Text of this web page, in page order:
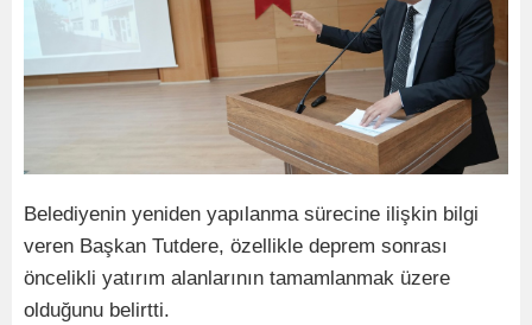
Belediyenin yeniden yapılanma sürecine ilişkin bilgi
veren Başkan Tutdere, özellikle deprem sonrası
öncelikli yatırım alanlarının tamamlanmak üzere
olduğunu belirtti.